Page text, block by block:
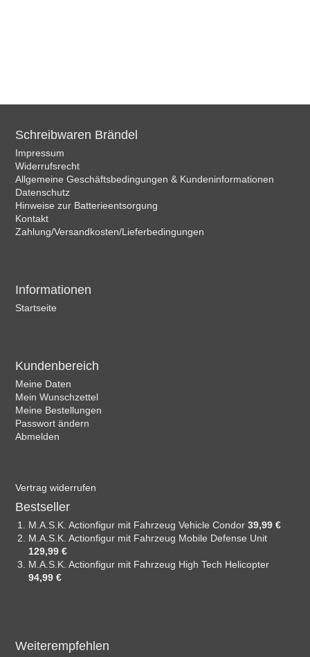
Schreibwaren Brändel
Impressum
Widerrufsrecht
Allgemeine Geschäftsbedingungen & Kundeninformationen
Datenschutz
Hinweise zur Batterieentsorgung
Kontakt
Zahlung/Versandkosten/Lieferbedingungen
Informationen
Startseite
Kundenbereich
Meine Daten
Mein Wunschzettel
Meine Bestellungen
Passwort ändern
Abmelden
Vertrag widerrufen
Bestseller
M.A.S.K. Actionfigur mit Fahrzeug Vehicle Condor39,99 €
M.A.S.K. Actionfigur mit Fahrzeug Mobile Defense Unit
129,99 €
M.A.S.K. Actionfigur mit Fahrzeug High Tech Helicopter
94,99 €
Weiterempfehlen